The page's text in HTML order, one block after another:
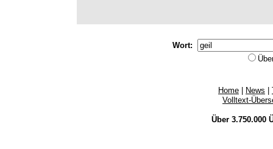
Wort:
Home News
Volltext-
Über 3.750.000